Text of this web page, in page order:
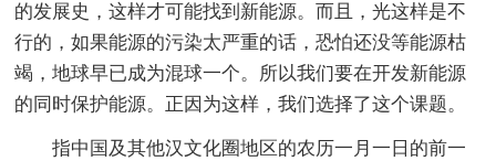
的发展史，这样才可能找到新能源。而且，光这样是不
行的，如果能源的污染太严重的话，恐怕还没等能源枯
竭，地球早已成为混球一个。所以我们要在开发新能源
的同时保护能源。正因为这样，我们选择了这个课题。
指中国及其他汉文化圈地区的农历一月一日的前一